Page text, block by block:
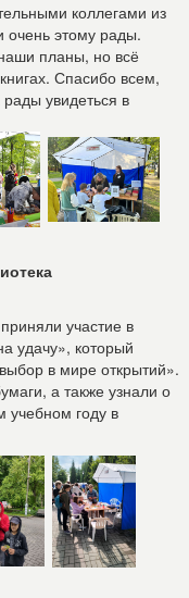
коллегами из
этому рады.
планы, но всё
Спасибо всем,
увидеться в
участие в
удачу», который
в мире открытий».
а также узнали о
учебном году в